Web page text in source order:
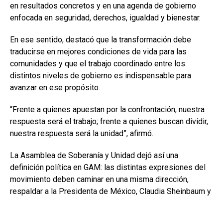
en resultados concretos y en una agenda de gobierno
enfocada en seguridad, derechos, igualdad y bienestar.
En ese sentido, destacó que la transformación debe
traducirse en mejores condiciones de vida para las
comunidades y que el trabajo coordinado entre los
distintos niveles de gobierno es indispensable para
avanzar en ese propósito.
“Frente a quienes apuestan por la confrontación, nuestra
respuesta será el trabajo; frente a quienes buscan dividir,
nuestra respuesta será la unidad”, afirmó.
La Asamblea de Soberanía y Unidad dejó así una
definición política en GAM: las distintas expresiones del
movimiento deben caminar en una misma dirección,
respaldar a la Presidenta de México, Claudia Sheinbaum y